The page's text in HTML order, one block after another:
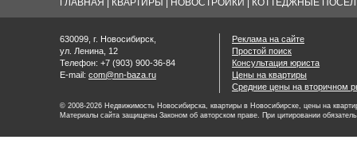
ГЛАВНАЯ КВАРТИРЫ НОВОСТРОЙКИ КОТТЕДЖНЫЕ
630099, г. Новосибирск,
ул. Ленина, 12
Телефон: +7 (903) 900-36-84
E-mail: com@nn-baza.ru
Реклама на сайте
Простой поиск
Консультация юриста
Цены на квартиры
Средние цены на вторичном
© 2008-2026 Недвижимость Новосибирска, квартиры в Новосибирске, цены на
Материалы сайта защищены Законом об авторском праве. При цитировании